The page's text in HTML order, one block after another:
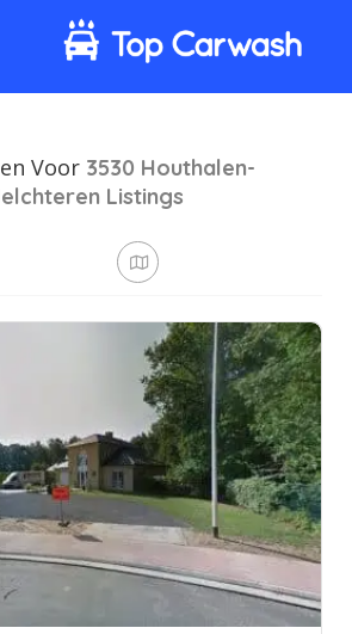
Voor 3530 Houthalen-
Listings